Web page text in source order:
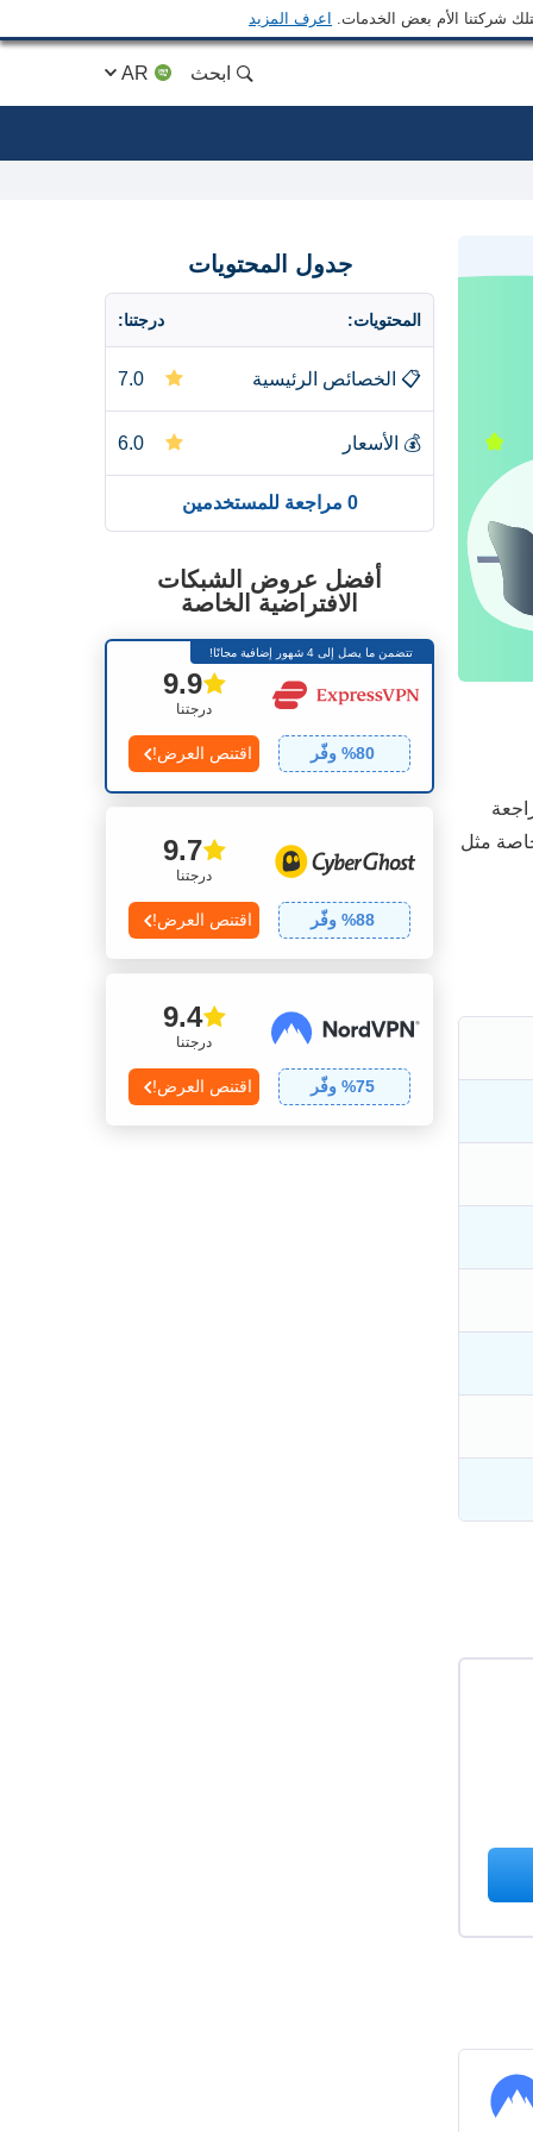
شركتنا الأم بعض الخدمات. اعرف المزيد
ابحث
مثل
جدول المحتويات
المحتويات: درجتنا:
📋 الخصائص الرئيسية 7.0
💰 الأسعار 6.0
0 مراجعة للمستخدمين
أفضل عروض الشبكات
الافتراضية الخاصة
تتضمن ما يصل إلى 4 شهور إضافية مجانًا!
درجتنا
9.9
80% وفّر اقتنص العرض!
درجتنا
9.7
88% وفّر اقتنص العرض!
درجتنا
9.4
75% وفّر اقتنص العرض!